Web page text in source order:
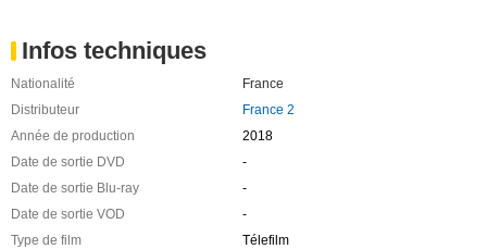
Infos techniques
Nationalité
France
Distributeur
France 2
Année de production
2018
Date de sortie DVD
-
Date de sortie Blu-ray
-
Date de sortie VOD
-
Type de film
Télefilm